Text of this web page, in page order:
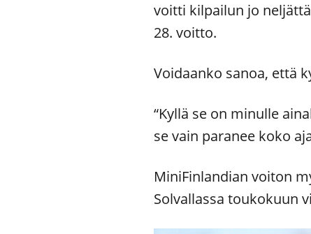
voitti kilpailun jo
28. voitto.
Voidaanko sanoa, että
“Kyllä se on minulle
se vain paranee koko
MiniFinlandian voiton
Solvallassa toukokuun